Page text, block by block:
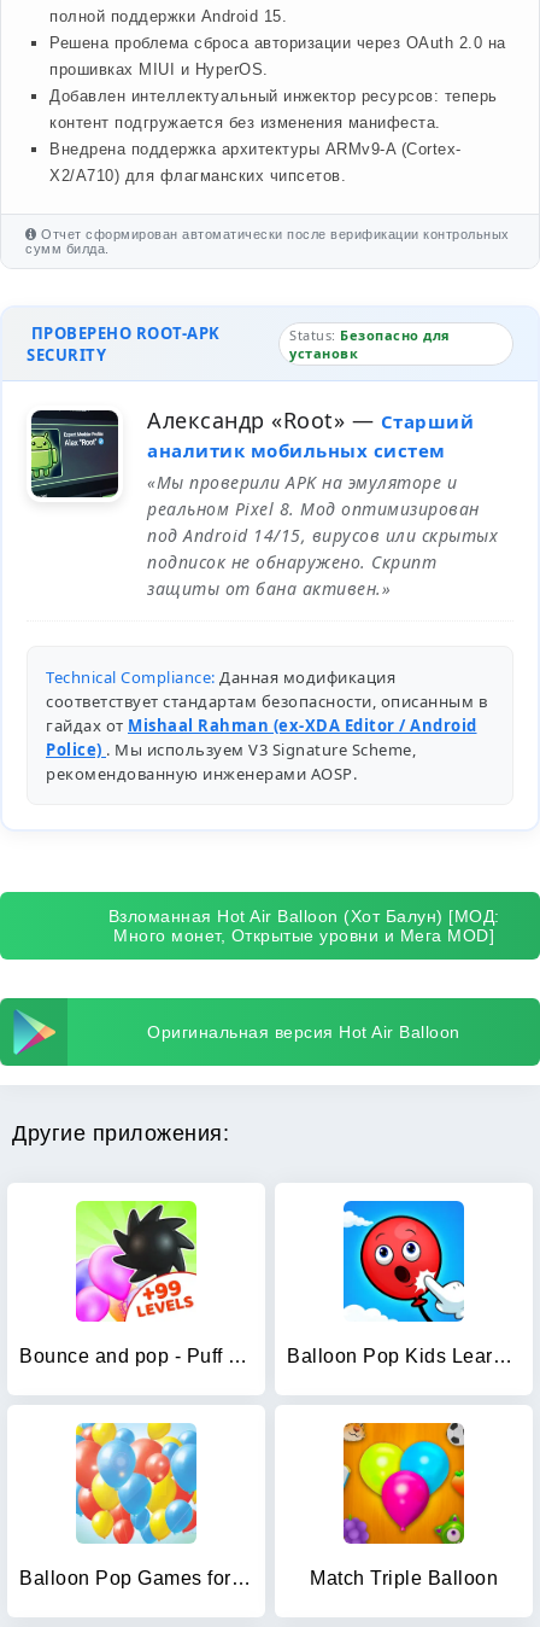
полной поддержки Android 15.
Решена проблема сброса авторизации через OAuth 2.0 на
прошивках MIUI и HyperOS.
Добавлен интеллектуальный инжектор ресурсов: теперь
контент подгружается без изменения манифеста.
Внедрена поддержка архитектуры ARMv9-A (Cortex-
X2/A710) для флагманских чипсетов.
Отчет сформирован автоматически после верификации контрольных
сумм билда.
ПРОВЕРЕНО ROOT-APK
SECURITY
Status: Безопасно для
установк
Александр «Root» — Старший
аналитик мобильных систем
«Мы проверили APK на эмуляторе и
реальном Pixel 8. Мод оптимизирован
под Android 14/15, вирусов или скрытых
подписок не обнаружено. Скрипт
защиты от бана активен.»
Technical Compliance: Данная модификация
соответствует стандартам безопасности, описанным в
гайдах от Mishaal Rahman (ex-XDA Editor / Android
Police) . Мы используем V3 Signature Scheme,
рекомендованную инженерами AOSP.
Взломанная Hot Air Balloon (Хот Балун) [МОД:
Много монет, Открытые уровни и Мега MOD]
Оригинальная версия Hot Air Balloon
Другие приложения:
Bounce and pop - Puff Balloon Balloon Pop Kids Learning Game
Balloon Pop Games for Babies Match Triple Balloon